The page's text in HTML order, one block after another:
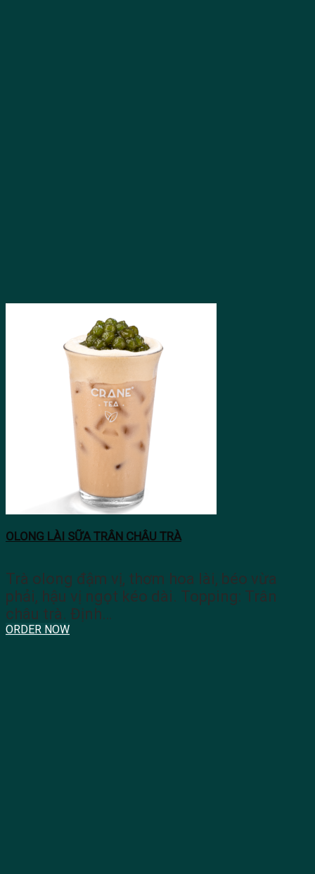
OLONG LÀI SỮA TRÂN CHÂU TRÀ
Trà olong đậm vị, thơm hoa lài, béo vừa
phải, hậu vị ngọt kéo dài. Topping: Trân
châu trà. Định…
ORDER NOW